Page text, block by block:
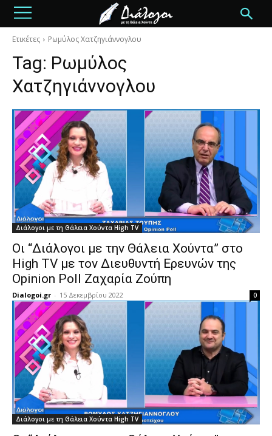
Ετικέτες Ρωμύλος Χατζηγιάννογλου
Tag: Ρωμύλος
Χατζηγιάννογλου
Διάλογοι με τη Θάλεια Χούντα High TV
Οι “Διάλογοι με την Θάλεια Χούντα” στο
High TV με τον Διευθυντή Ερευνών της
Opinion Poll Ζαχαρία Ζούπη
Dialogoi.gr - 15 Δεκεμβρίου 2022 0
Διάλογοι με τη Θάλεια Χούντα High TV